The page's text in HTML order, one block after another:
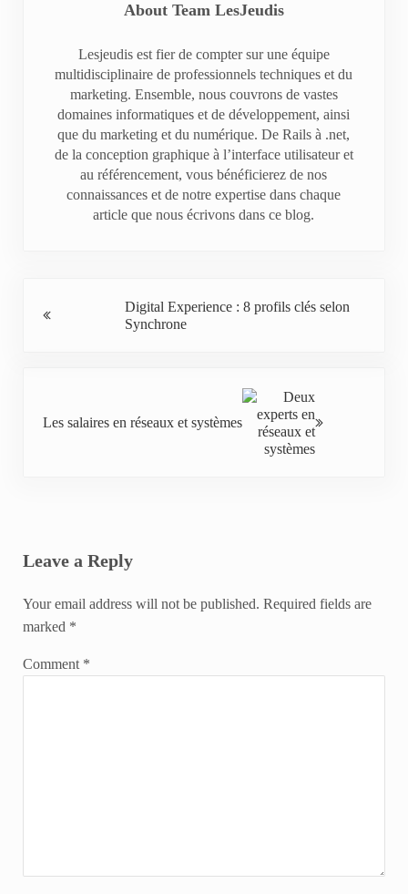
About Team LesJeudis
Lesjeudis est fier de compter sur une équipe
multidisciplinaire de professionnels techniques et du
marketing. Ensemble, nous couvrons de vastes
domaines informatiques et de développement, ainsi
que du marketing et du numérique. De Rails à .net,
de la conception graphique à l’interface utilisateur et
au référencement, vous bénéficierez de nos
connaissances et de notre expertise dans chaque
article que nous écrivons dans ce blog.
Digital Experience : 8 profils clés selon
Synchrone
Les salaires en réseaux et systèmes
Leave a Reply
Your email address will not be published. Required fields are
marked *
Comment *